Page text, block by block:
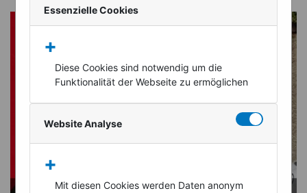
Essenzielle Cookies
+
Diese Cookies sind notwendig um die
Funktionalität der Webseite zu ermöglichen
Website Analyse
+
Mit diesen Cookies werden Daten anonym